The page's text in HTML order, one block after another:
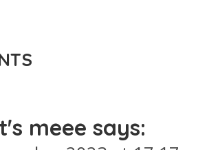
meee says: